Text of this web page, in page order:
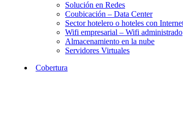
Solución en Redes
Coubicación – Data Center
Sector hotelero o hoteles con
Wifi empresarial – Wifi administrado
Almacenamiento en la nube
Servidores Virtuales
Cobertura